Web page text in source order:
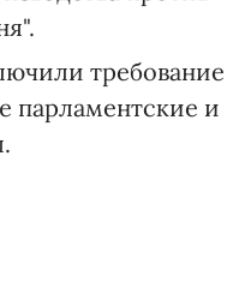
требование
парламентские и